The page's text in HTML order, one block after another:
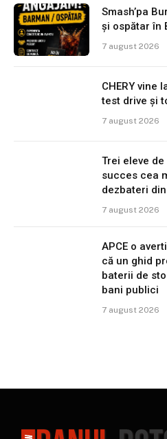
Smash’pa
și ospătar în
7 august 2026
CHERY vine
test drive și
7 august 2026
Trei eleve
succes cea
dezbateri
7 august 2026
APCE o
că un ghid
baterii de
bani publici
7 august 2026